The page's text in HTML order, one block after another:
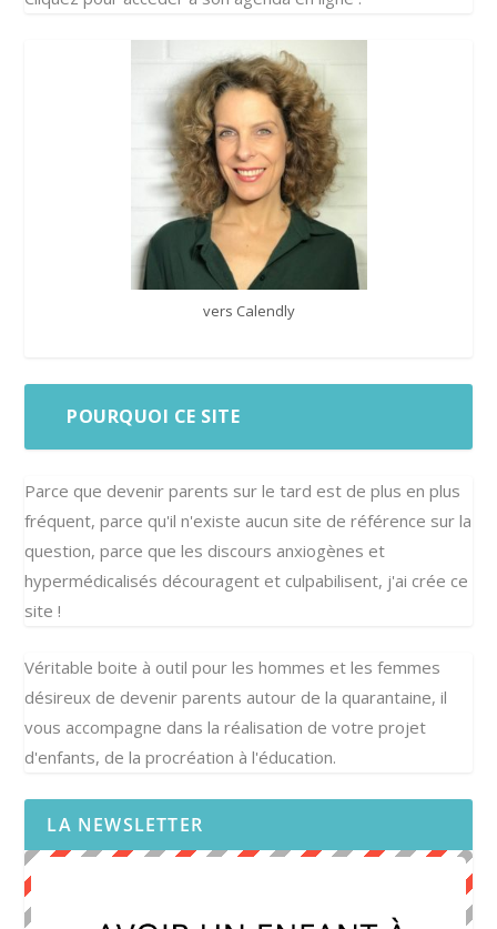
vers Calendly
POURQUOI CE SITE
Parce que devenir parents sur le tard est de plus en plus
fréquent, parce qu'il n'existe aucun site de référence sur la
question, parce que les discours anxiogènes et
hypermédicalisés découragent et culpabilisent, j'ai crée ce
site !
Véritable boite à outil pour les hommes et les femmes
désireux de devenir parents autour de la quarantaine, il
vous accompagne dans la réalisation de votre projet
d'enfants, de la procréation à l'éducation.
LA NEWSLETTER